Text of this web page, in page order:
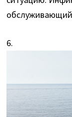
обслуживающий
6.